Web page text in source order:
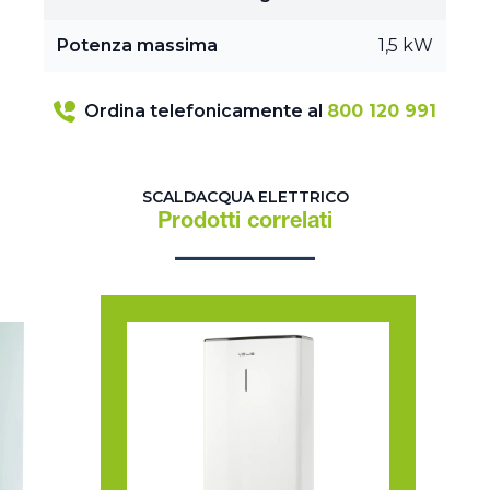
Potenza massima 1,5 kW
Ordina telefonicamente al 800 120 991
SCALDACQUA ELETTRICO
Prodotti correlati